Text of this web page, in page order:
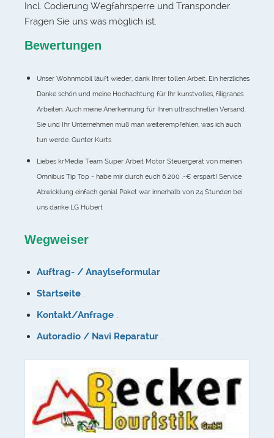
Incl. Codierung Wegfahrsperre und Transponder.
Fragen Sie uns was möglich ist.
Bewertungen
Unser Wohnmobil läuft wieder, dank Ihrer tollen Arbeit. Ein herzliches
Danke schön und meine Hochachtung für Ihr kunstvolles, filigranes
Arbeiten. Auch meine Anerkennung für Ihren ultraschnellen Versand.
Sie und Ihr Unternehmen muß man weiterempfehlen, was ich auch
tun werde. Gunter Kurts
Liebes krMedia Team Super Arbeit Motor Steuergerät von meinen
Omnibus Tip Top - habe mir durch euch 6.200 .-€ erspart! Service
Abwicklung einfach genial Paket war innerhalb von 24 Stunden bei
uns danke LG Hubert
Wegweiser
Auftrag- / Anaylseformular
Startseite .
Kontakt/Anfrage .
Autoradio / Navi Reparatur .